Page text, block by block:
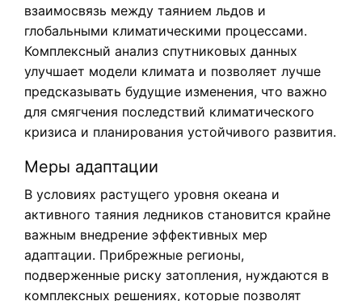
взаимосвязь между таянием льдов и
глобальными климатическими процессами.
Комплексный анализ спутниковых данных
улучшает модели климата и позволяет лучше
предсказывать будущие изменения, что важно
для смягчения последствий климатического
кризиса и планирования устойчивого развития.
Меры адаптации
В условиях растущего уровня океана и
активного таяния ледников становится крайне
важным внедрение эффективных мер
адаптации. Прибрежные регионы,
подверженные риску затопления, нуждаются в
комплексных решениях, которые позволят